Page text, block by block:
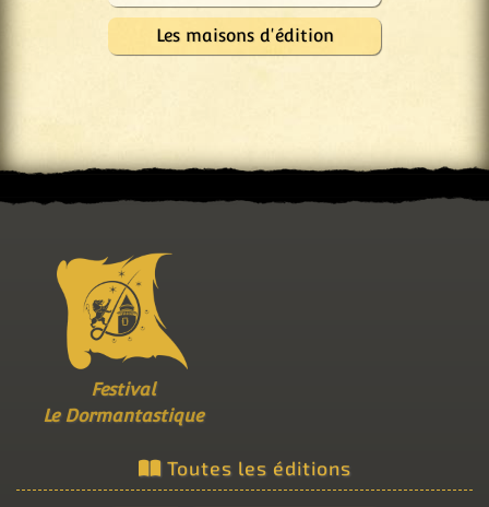
Les maisons d'édition
Festival
Le Dormantastique
Toutes les éditions